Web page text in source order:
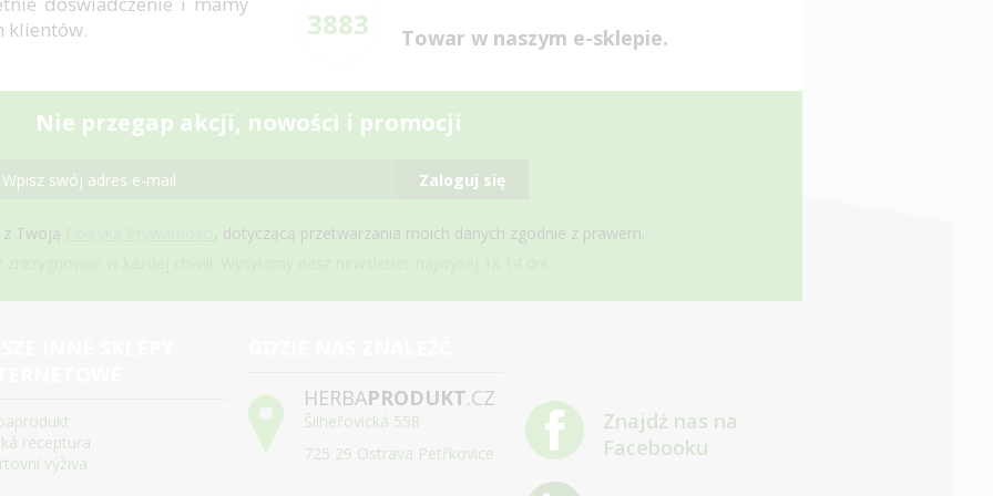
klientów.
3883 Towar w naszym e-sklepie.
Nie przegap akcji, nowości i promocji
Zaloguj się
Twoją
, dotyczącą przetwarzania moich danych zgodnie z prawem.
receptura
výživa
HERBAPRODUKT.CZ
Šilheřovická 558
725 29 Ostrava Petřkovice
Znajdź nas na
Facebooku